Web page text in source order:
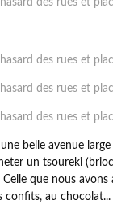
belle avenue
un tsoureki
que nous avons
confits, au chocolat...